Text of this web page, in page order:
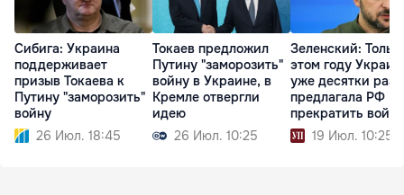
Сибига: Украина
поддерживает
призыв Токаева к
Путину "заморозить"
войну
26 Июл. 18:45
Токаев предложил
Путину "заморозить"
войну в Украине, в
Кремле отвергли
идею
26 Июл. 10:25
Зеленский:
этом году
уже десятки раз
предлагала РФ
прекратить войну
19 Июл. 10:25